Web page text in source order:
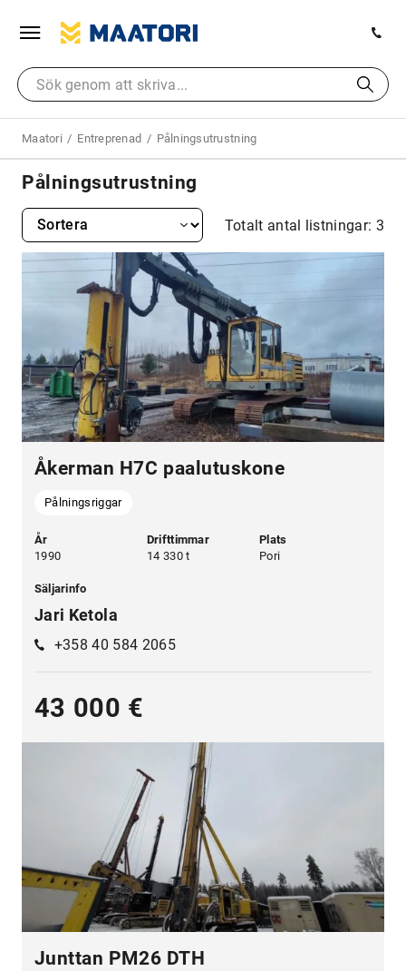
Maatori Entreprenad Pålningsutrustning
Pålningsutrustning
Totalt antal listningar: 3
Åkerman H7C paalutuskone
Pålningsriggar
År
1990
Drifttimmar
14 330 t
Plats
Pori
Säljarinfo
Jari Ketola
+358 40 584 2065
43 000 €
Junttan PM26 DTH